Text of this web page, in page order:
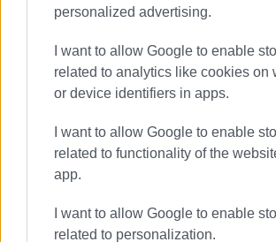
personalized advertising.
I want to allow Google to enable
related to analytics like cookies on
or device identifiers in apps.
I want to allow Google to enable
related to functionality of the
app.
I want to allow Google to enable
related to personalization.
ΠΡΩΤΟΧΡΟΝΙΑΤΙΚΗ ΠΙΤΑ
Η Κοινότητα